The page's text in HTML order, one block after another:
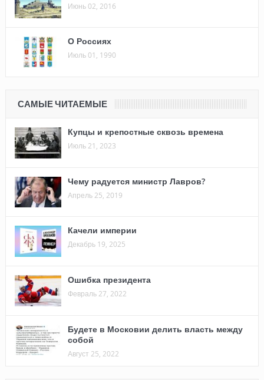
Июнь 02, 2016
О Россиях
Июль 01, 1990
САМЫЕ ЧИТАЕМЫЕ
Купцы и крепостные сквозь времена
Июль 21, 2023
Чему радуется министр Лавров?
Апрель 25, 2019
Качели империи
Декабрь 19, 2025
Ошибка президента
Февраль 27, 2022
Будете в Московии делить власть между
собой
Август 25, 2022